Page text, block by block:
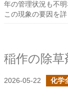
年の管理状況も不
この現象の要因を
2026-05-22 化学